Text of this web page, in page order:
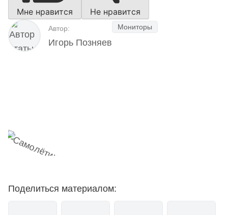
Мне нравится Не нравится
Автор:
Игорь Позняев
Мониторы
Поделиться материалом: